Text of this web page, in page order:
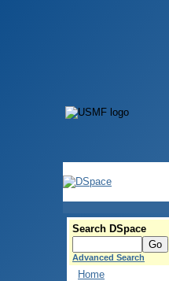
Search DSpace
Advanced Search
Home